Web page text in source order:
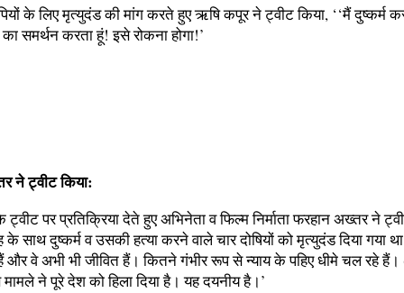
के लिए मृत्युदंड की मांग करते हुए ऋषि कपूर ने ट्वीट किया, ‘‘मैं दुष्कर्म
समर्थन करता हूं! इसे रोकना होगा!’
ने ट्वीट किया:
पर प्रतिक्रिया देते हुए अभिनेता व फिल्म निर्माता फरहान अख्तर ने
के साथ दुष्कर्म व उसकी हत्या करने वाले चार दोषियों को मृत्युदंड दिया गया
और वे अभी भी जीवित हैं। कितने गंभीर रूप से न्याय के पहिए धीमे चल रहे
ने पूरे देश को हिला दिया है। यह दयनीय है।’